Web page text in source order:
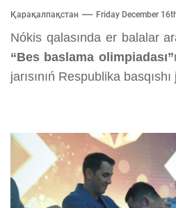
Қарақалпақстан Friday December
Nókis qalasında er balalar
“Bes baslama olimpiadası”
jarısınıń Respublika